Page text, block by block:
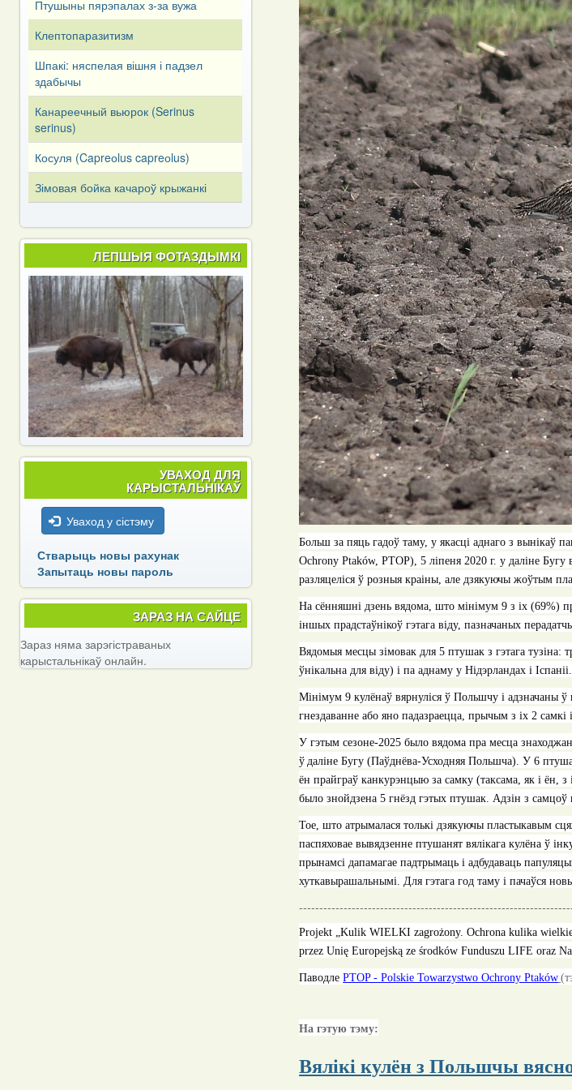
Больш за пяць гадоў таму, у якасці аднаго з вынікаў
Ochrony Ptaków , РТОР), 5 ліпеня 2020 г. у даліне Бугу
разляцеліся ў розныя краіны, але дзякуючы жоўтым
На сённяшні дзень вядома, што мінімум 9 з іх
іншых прадстаўнікоў гэтага віду, пазначаных
Вядомыя месцы зімовак для 5 птушак з гэтага тузіна:
ўнікальна для віду) і па аднаму у Нідэрландах і Іспаніі.
Мінімум 9 кулёнаў вярнуліся ў Польшчу і адзначаны
гнездаванне або яно падазраецца, прычым з іх 2 самкі
У гэтым сезоне-2025 было вядома пра месца
ў даліне Бугу (Паўднёва-Усходняя Польшча). У 6
ён прайграў канкурэнцыю за самку (таксама, як і ён,
было знойдзена 5 гнёзд гэтых птушак. Адзін з самцоў
Тое, што атрымалася толькі дзякуючы пластыкавым
паспяховае вывядзенне птушанят вялікага кулёна ў
прынамсі дапамагае падтрымаць і адбудаваць
хуткавырашальнымі. Для гэтага год таму і пачаўся
Projekt „Kulik WIELKI zagrożony. Ochrona kulika
przez Unię Europejską ze środków Funduszu LIFE oraz
ПаводлеPTOP - Polskie Towarzystwo Ochrony Ptaków
На гэтую тэму:
Вялікі кулён з Польшчы
Птушыны пярэпалах з-за вужа
Клептопаразитизм
Шпакі: няспелая вішня і падзел
здабычы
Канареечный вьюрок (Serinus
serinus)
Косуля (Capreоlus capreоlus)
Зімовая бойка качароў крыжанкі
ЛЕПШЫЯ ФОТАЗДЫМКІ
УВАХОД ДЛЯ
КАРЫСТАЛЬНІКАЎ
Уваход у сістэму
Стварыць новы рахунак
Запытаць новы пароль
ЗАРАЗ НА САЙЦЕ
Зараз няма зарэгістраваных
карыстальнікаў онлайн.